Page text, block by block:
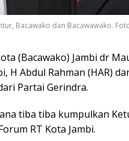
Bacawako dan Bacawawako.
(Bacawako) Jambi dr
H Abdul Rahman (HAR)
Partai Gerindra.
tiba tiba kumpulkan
RT Kota Jambi.